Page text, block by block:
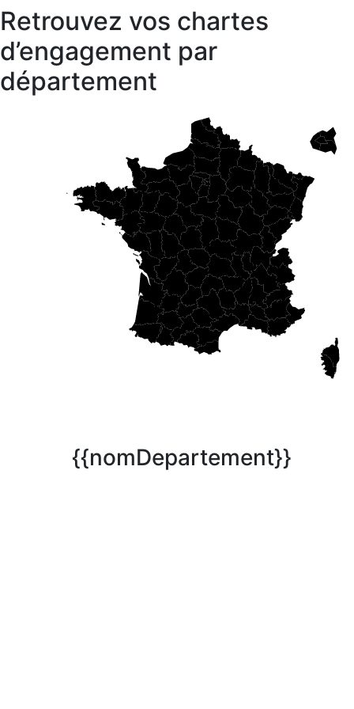
Retrouvez vos chartes
d’engagement par
département
{{nomDepartement}}